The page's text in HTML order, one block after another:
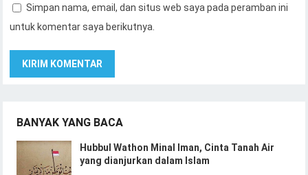
Simpan nama, email, dan situs web saya pada peramban ini
untuk komentar saya berikutnya.
BANYAK YANG BACA
Hubbul Wathon Minal Iman, Cinta Tanah Air
yang dianjurkan dalam Islam